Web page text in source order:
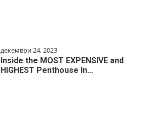
декември 24, 2023
Inside the MOST EXPENSIVE and
HIGHEST Penthouse In…